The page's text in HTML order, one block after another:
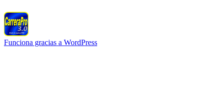
Funciona gracias a WordPress